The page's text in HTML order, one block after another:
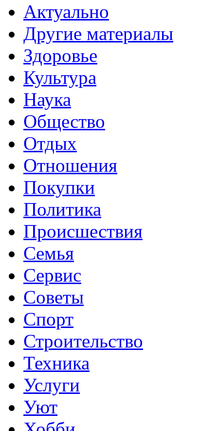
Актуально
Другие материалы
Здоровье
Культура
Наука
Общество
Отдых
Отношения
Покупки
Политика
Происшествия
Семья
Сервис
Советы
Спорт
Строительство
Техника
Услуги
Уют